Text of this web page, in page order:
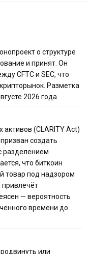
о структуре
и принят. Он
CFTC и SEC, что
Разметка
2026 года.
активов (CLARITY Act)
создать
разделением
что биткоин
товар под надзором
привлечёт
— вероятность
времени до
или